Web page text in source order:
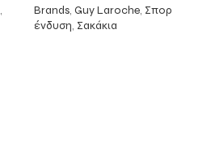
,
Brands, Guy Laroche, Σπορ
ένδυση, Σακάκια